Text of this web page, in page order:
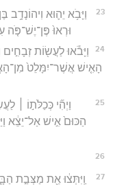
23
וַיָּבֹ֥א יֵה֛וּא
וּרְאוּ֙
24
וַיָּבֹ֕אוּ לַעֲשׂ֖וֹת
הָאִ֤ישׁ אֲשֶׁר־יִמָּלֵט֙
25
וַיְהִ֞י כְּכַלֹּת֣וֹ ׀
הַכּוּם֙ אִ֣ישׁ אַל־יֵצֵ֔א
26
27
וַֽיִּתְּצ֔וּ אֵ֖ת מַצְּבַ֣ת